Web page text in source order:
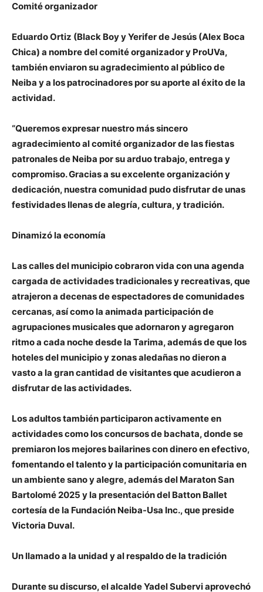
Comité organizador
Eduardo Ortiz (Black Boy y Yerifer de Jesús (Alex Boca
Chica) a nombre del comité organizador y ProUVa,
también enviaron su agradecimiento al público de
Neiba y a los patrocinadores por su aporte al éxito de la
actividad.
“Queremos expresar nuestro más sincero
agradecimiento al comité organizador de las fiestas
patronales de Neiba por su arduo trabajo, entrega y
compromiso. Gracias a su excelente organización y
dedicación, nuestra comunidad pudo disfrutar de unas
festividades llenas de alegría, cultura, y tradición.
Dinamizó la economía
Las calles del municipio cobraron vida con una agenda
cargada de actividades tradicionales y recreativas, que
atrajeron a decenas de espectadores de comunidades
cercanas, así como la animada participación de
agrupaciones musicales que adornaron y agregaron
ritmo a cada noche desde la Tarima, además de que los
hoteles del municipio y zonas aledañas no dieron a
vasto a la gran cantidad de visitantes que acudieron a
disfrutar de las actividades.
Los adultos también participaron activamente en
actividades como los concursos de bachata, donde se
premiaron los mejores bailarines con dinero en efectivo,
fomentando el talento y la participación comunitaria en
un ambiente sano y alegre, además del Maraton San
Bartolomé 2025 y la presentación del Batton Ballet
cortesía de la Fundación Neiba-Usa Inc., que preside
Victoria Duval.
Un llamado a la unidad y al respaldo de la tradición
Durante su discurso, el alcalde Yadel Subervi aprovechó